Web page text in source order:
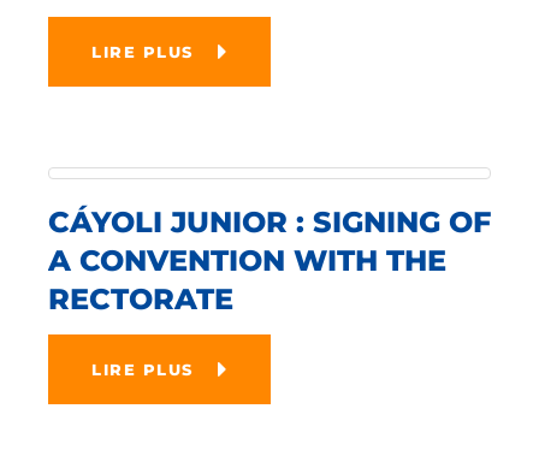
LIRE PLUS
CÁYOLI JUNIOR : SIGNING OF
A CONVENTION WITH THE
RECTORATE
LIRE PLUS